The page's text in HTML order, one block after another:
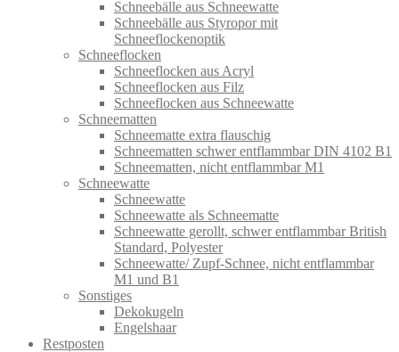
Schneebälle aus Schneewatte
Schneebälle aus Styropor mit
Schneeflockenoptik
Schneeflocken
Schneeflocken aus Acryl
Schneeflocken aus Filz
Schneeflocken aus Schneewatte
Schneematten
Schneematte extra flauschig
Schneematten schwer entflammbar DIN 4102 B1
Schneematten, nicht entflammbar M1
Schneewatte
Schneewatte
Schneewatte als Schneematte
Schneewatte gerollt, schwer entflammbar British
Standard, Polyester
Schneewatte/ Zupf-Schnee, nicht entflammbar
M1 und B1
Sonstiges
Dekokugeln
Engelshaar
Restposten